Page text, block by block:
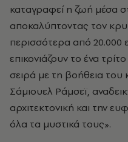
καταγραφεί η ζωή μέσα
αποκαλύπτοντας τον
περισσότερα από 20.000
επικονιάζουν το ένα
σειρά με τη βοήθεια
Σάμιουελ Ράμσεϊ,
αρχιτεκτονική και την
όλα τα μυστικά τους».